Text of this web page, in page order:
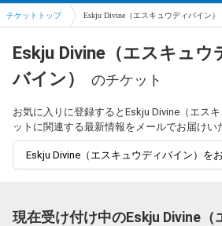
チケットトップ Eskju Divine（エスキュウディバイン）
Eskju Divine（エスキュウ
バイン）
のチケット
お気に入りに登録するとEskju Divine（エス
ットに関連する最新情報をメールでお届けい
Eskju Divine（エスキュウディバイン）を
現在受け付け中のEskju Divine（